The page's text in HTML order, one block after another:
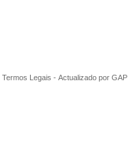
Termos Legais - Actualizado por GAP